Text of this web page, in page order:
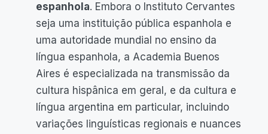
espanhola. Embora o Instituto Cervantes
seja uma instituição pública espanhola e
uma autoridade mundial no ensino da
língua espanhola, a Academia Buenos
Aires é especializada na transmissão da
cultura hispânica em geral, e da cultura e
língua argentina em particular, incluindo
variações linguísticas regionais e nuances